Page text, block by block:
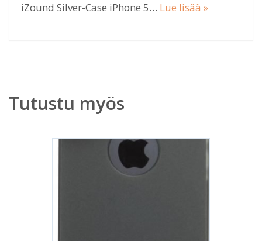
iZound Silver-Case iPhone 5… Lue lisää »
Tutustu myös